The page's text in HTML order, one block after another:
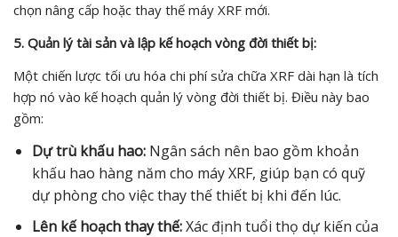
chọn nâng cấp hoặc thay thế máy XRF mới.
5. Quản lý tài sản và lập kế hoạch vòng đời thiết bị:
Một chiến lược tối ưu hóa chi phí sửa chữa XRF dài hạn là tích
hợp nó vào kế hoạch quản lý vòng đời thiết bị. Điều này bao
gồm:
Dự trù khấu hao:Ngân sách nên bao gồm khoản
khấu hao hàng năm cho máy XRF, giúp bạn có quỹ
dự phòng cho việc thay thế thiết bị khi đến lúc.
Lên kế hoạch thay thế:Xác định tuổi thọ dự kiến của